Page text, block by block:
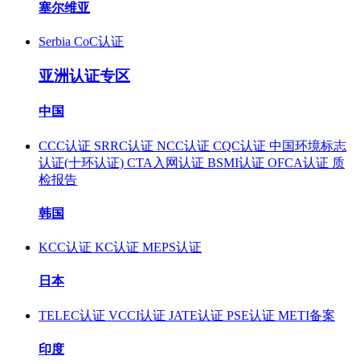
塞尔维亚
Serbia CoC认证
亚洲认证专区
中国
CCC认证 SRRC认证 NCC认证 CQC认证 中国环境标志
认证(十环认证) CTA入网认证 BSMI认证 OFCA认证 质
检报告
韩国
KCC认证 KC认证 MEPS认证
日本
TELEC认证 VCCI认证 JATE认证 PSE认证 METI备案
印度